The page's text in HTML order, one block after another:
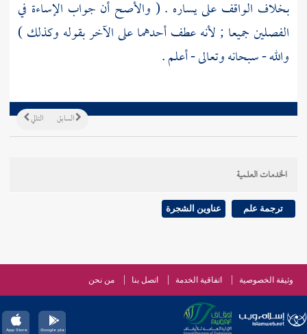
بخلاف الواقف على يساره . ( والأصح أن جواب الإساءة في
الفصلين جميعا ; لأنه عطف أحدهما على الآخر بقوله وكذلك )
والله - سبحانه وتعالى - أعلم .
التالي السابق
الخدمات العلمية
ترجمة علم عناوين الشجرة
وثيقة الخصوصية اتفاقية الخدمة اتصل بنا من نحن